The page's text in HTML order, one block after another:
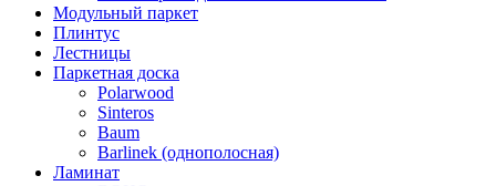
Модульный паркет
Плинтус
Лестницы
Паркетная доска
Polarwood
Sinteros
Baum
Barlinek (однополосная)
Ламинат